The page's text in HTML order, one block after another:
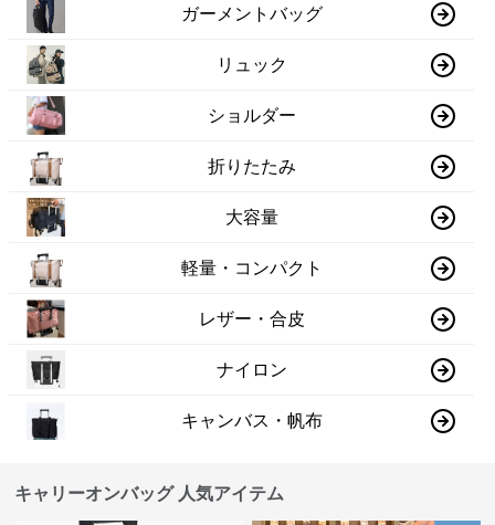
ガーメントバッグ
リュック
ショルダー
折りたたみ
大容量
軽量・コンパクト
レザー・合皮
ナイロン
キャンバス・帆布
キャリーオンバッグ 人気アイテム